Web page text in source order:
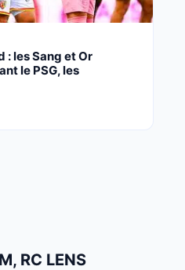
: les Sang et Or
le PSG, les
RC LENS